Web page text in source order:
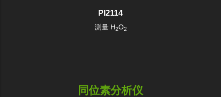
PI2114
测量 H2O2
同位素分析仪